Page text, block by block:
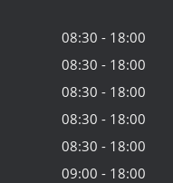
08:30 - 18:00
08:30 - 18:00
08:30 - 18:00
08:30 - 18:00
08:30 - 18:00
09:00 - 18:00